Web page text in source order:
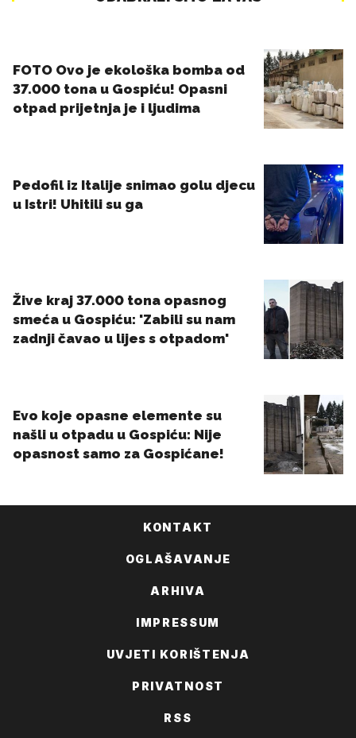
KONTAKT
OGLAŠAVANJE
ARHIVA
IMPRESSUM
UVJETI KORIŠTENJA
PRIVATNOST
RSS